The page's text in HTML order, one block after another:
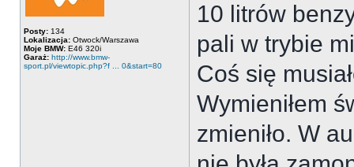
Posty: 134
Lokalizacja: Otwock/Warszawa
Moje BMW: E46 320i
Garaż: http://www.bmw-
sport.pl/viewtopic.php?f ... 0&start=80
10 litrów
pali w trybie
Coś się
Wymieniłem
zmieniło. W